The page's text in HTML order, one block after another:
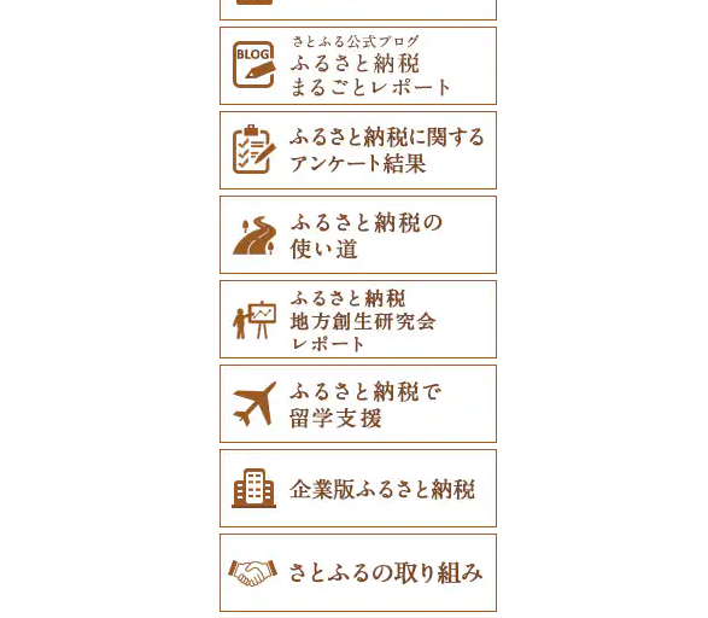
名寄市
美唄市
厚岸町
南富良野町
上富良野町
和寒町
紋別市
乙部町
根室市
東川町
厚真町
奥尻町
網走市
浦河町
広尾町
深浦町
青森市
田子町
新郷村
横浜町
野辺地町
佐井村
六戸町
五所川原市
蓬田村
中泊町
外ヶ浜町
つがる市
弘前市
鰺ヶ沢町
葛巻町
花巻市
岩泉町
田野畑村
盛岡市
遠野市
奥州市
雫石町
岩手県（県庁）
久慈市
西和賀町
北上市
平泉町
洋野町
大船渡市
村田町
栗原市
富谷市
岩沼市
七ヶ宿町
大崎市
塩竈市
石巻市
多賀城市
宮城県（県庁）
亘理町
蔵王町
女川町
気仙沼市
美里町
松島町
大館市
由利本荘市
にかほ市
羽後町
秋田県（県庁）
秋田市
男鹿市
美郷町
東成瀬村
北秋田市
八峰町
鹿角市
大仙市
八郎潟町
中山町
庄内町
大石田町
川西町
鶴岡市
山形県（県庁）
金山町
東根市
飯豊町
大蔵村
山辺町
戸沢村
舟形町
最上町
真室川町
下郷町
西郷村
二本松市
猪苗代町
川俣町
郡山市
西会津町
玉川村
いわき市
田村市
磐梯町
三春町
本宮市
柳津町
鮫川村
下妻市
茨城町
神栖市
常総市
東海村
美浦村
大洗町
河内町
ひたちなか市
守谷市
常陸大宮市
笠間市
行方市
結城市
城里町
宇都宮市
栃木県（県庁）
那珂川町
茂木町
那須烏山市
矢板市
さくら市
足利市
那須町
下野市
益子町
芳賀町
野木町
吉岡町
太田市
高山村
みどり市
千代田町
みなかみ町
片品村
富岡市
館林市
東吾妻町
前橋市
藤岡市
邑楽町
板倉町
嬬恋村
飯能市
長瀞町
羽生市
小鹿野町
坂戸市
鳩山町
埼玉県（県庁）
神川町
東秩父村
三芳町
幸手市
日高市
蓮田市
川越市
宮代町
白子町
栄町
香取市
習志野市
銚子市
君津市
旭市
南房総市
八街市
九十九里町
いすみ市
東庄町
館山市
大網白里市
一宮町
東久留米市
利島村
瑞穂町
大島町
府中市
国分寺市
東村山市
中央区
あきる野市
荒川区
北区
多摩市
稲城市
世田谷区
日の出町
真鶴町
清川村
開成町
藤沢市
神奈川県（県庁）
鎌倉市
大和市
伊勢原市
小田原市
秦野市
綾瀬市
横須賀市
三浦市
大磯町
箱根町
小千谷市
田上町
五泉市
三条市
見附市
糸魚川市
胎内市
上越市
阿賀野市
新潟県（県庁）
柏崎市
村上市
妙高市
聖籠町
刈羽村
小矢部市
滑川市
富山市
南砺市
能美市
津幡町
宝達志水町
金沢市
内灘町
かほく市
小松市
志賀町
加賀市
越前市
坂井市
あわら市
福井市
大野市
敦賀市
おおい町
永平寺町
南アルプス市
市川三郷町
都留市
山梨県（県庁）
道志村
忍野村
笛吹市
中央市
北杜市
西桂町
身延町
早川町
南部町
昭和町
甲府市
上松町
高山村
南木曽町
朝日村
長野市
根羽村
池田町
須坂市
川上村
南牧村
伊那市
立科町
東御市
中野市
豊丘村
飛騨市
岐南町
大野町
山県市
羽島市
本巣市
川辺町
大垣市
輪之内町
瑞浪市
中津川市
高山市
郡上市
白川村
御嵩町
藤枝市
御殿場市
浜松市
伊東市
島田市
沼津市
伊豆市
裾野市
焼津市
河津町
袋井市
熱海市
掛川市
伊豆の国市
小山町
北名古屋市
東栄町
豊山町
南知多町
江南市
みよし市
西尾市
武豊町
幸田町
岡崎市
愛知県（県庁）
蒲郡市
東郷町
犬山市
弥富市
紀北町
熊野市
南伊勢町
朝日町
菰野町
紀宝町
伊勢市
四日市市
大台町
三重県（県庁）
津市
名張市
東員町
玉城町
栗東市
愛荘町
滋賀県（県庁）
米原市
豊郷町
多賀町
野洲市
井手町
木津川市
宇治田原町
長岡京市
綾部市
笠置町
南丹市
宇治市
京丹波町
京都府（府庁）
大山崎町
精華町
南山城村
京都市
舞鶴市
和束町
能勢町
阪南市
貝塚市
岸和田市
泉南市
忠岡町
四條畷市
寝屋川市
泉大津市
守口市
富田林市
松原市
柏原市
羽曳野市
大阪府（府庁）
多可町
朝来市
市川町
三木市
新温泉町
福崎町
西脇市
宍粟市
丹波市
加東市
稲美町
養父市
南あわじ市
洲本市
猪名川町
大淀町
安堵町
王寺町
十津川村
高取町
広陵町
天理市
三郷町
下北山村
川西町
川上村
斑鳩町
平群町
黒滝村
御所市
和歌山市
海南市
那智勝浦町
美浜町
御坊市
高野町
九度山町
紀美野町
古座川町
太地町
日高川町
紀の川市
上富田町
白浜町
由良町
江府町
八頭町
若桜町
湯梨浜町
岩美町
倉吉市
日南町
伯耆町
日吉津村
出雲市
奥出雲町
西ノ島町
浜田市
大田市
松江市
江津市
島根県（県庁）
美作市
岡山市
早島町
笠岡市
里庄町
玉野市
赤磐市
瀬戸内市
和気町
備前市
総社市
新庄村
高梁市
勝央町
倉敷市
広島市
庄原市
府中市
大崎上島町
東広島市
竹原市
熊野町
呉市
海田町
府中町
三原市
安芸高田市
防府市
上関町
山陽小野田市
山口市
周南市
宇部市
美祢市
下関市
和木町
徳島県（県庁）
阿南市
上板町
海陽町
徳島市
勝浦町
美馬市
美波町
上勝町
小松島市
松茂町
佐那河内村
北島町
吉野川市
小豆島町
香川県（県庁）
土庄町
三木町
まんのう町
琴平町
東かがわ市
善通寺市
坂出市
丸亀市
松前町
愛南町
新居浜市
伊予市
松山市
西条市
東温市
宇和島市
内子町
愛媛県（県庁）
四国中央市
室戸市
黒潮町
四万十市
奈半利町
土佐市
津野町
高知県（県庁）
四万十町
大川村
土佐町
安田町
南国市
仁淀川町
大月町
三原村
上毛町
中間市
太宰府市
赤村
須恵町
香春町
飯塚市
志免町
筑紫野市
東峰村
古賀市
久山町
大野城市
宗像市
水巻町
伊万里市
神埼市
有田町
基山町
上峰町
吉野ヶ里町
鹿島市
小城市
佐賀市
大町町
玄海町
白石町
太良町
対馬市
長崎県（県庁）
佐世保市
南島原市
波佐見町
長崎市
川棚町
島原市
五島市
雲仙市
壱岐市
大村市
佐々町
平戸市
山江村
宇城市
西原村
水上村
高森町
大津町
和水町
長洲町
天草市
多良木町
五木村
あさぎり町
南関町
津奈木町
小国町
別府市
中津市
豊後大野市
杵築市
日出町
津久見市
豊後高田市
宇佐市
佐伯市
臼杵市
国東市
日田市
姫島村
玖珠町
大分県（県庁）
木城町
川南町
三股町
都城市
椎葉村
日向市
日之影町
新富町
綾町
門川町
宮崎県（県庁）
国富町
高千穂町
西都市
西米良村
龍郷町
中種子町
出水市
いちき串木野市
徳之島町
湧水町
垂水市
南さつま市
屋久島町
奄美市
和泊町
長島町
薩摩川内市
大崎町
曽於市
うるま市
嘉手納町
北谷町
宮古島市
八重瀬町
座間味村
糸満市
北中城村
久米島町
南城市
北大東村
大宜味村
浦添市
本部町
今帰仁村